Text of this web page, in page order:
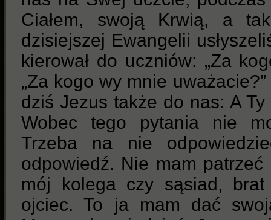
Ciałem, swoją Krwią, a
dzisiejszej Ewangelii
kierował do uczniów: „Za
„Za kogo wy mnie
dziś Jezus także do nas: A
Wobec tego pytania nie
Trzeba na nie
odpowiedź. Nie mam
mój kolega czy sąsiad,
ojciec. To ja mam dać